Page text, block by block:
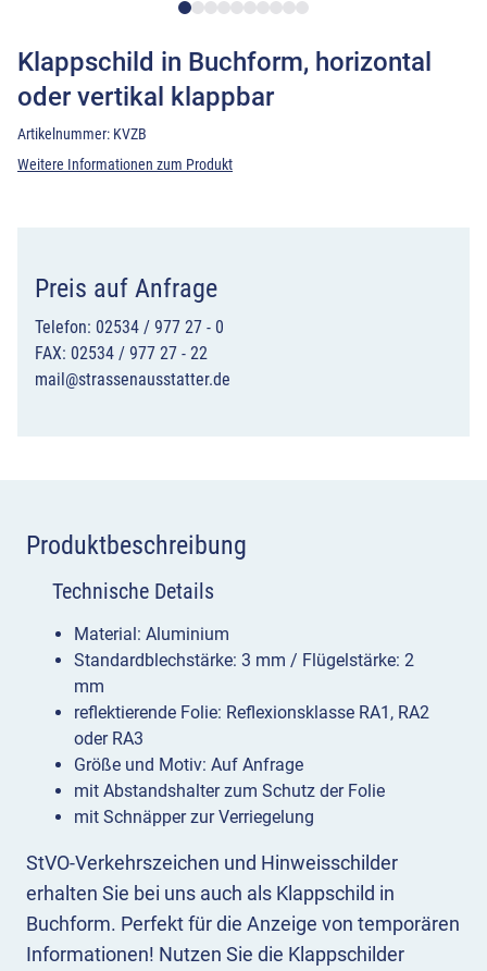
Klappschild in Buchform, horizontal
oder vertikal klappbar
Artikelnummer: KVZB
Weitere Informationen zum Produkt
Preis auf Anfrage
Telefon: 02534 / 977 27 - 0
FAX: 02534 / 977 27 - 22
mail@strassenausstatter.de
Produktbeschreibung
StVO-Verkehrszeichen und Hinweisschilder
erhalten Sie bei uns auch als Klappschild in
Buchform. Perfekt für die Anzeige von temporären
Informationen! Nutzen Sie die Klappschilder
Technische Details
Material: Aluminium
Standardblechstärke: 3 mm / Flügelstärke: 2
mm
reflektierende Folie: Reflexionsklasse RA1, RA2
oder RA3
Größe und Motiv: Auf Anfrage
mit Abstandshalter zum Schutz der Folie
mit Schnäpper zur Verriegelung